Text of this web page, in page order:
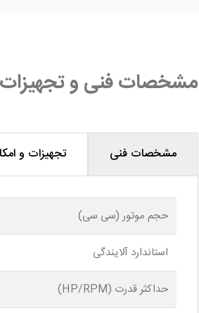
مشخصات فنی و تجهیزات
مشخصات فنی تجهیزات و
حجم موتور (سی سی)
استاندارد آلایندگی
حداکثر قدرت (HP/RPM)